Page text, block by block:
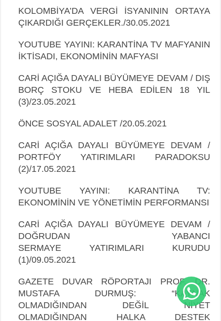
KOLOMBİYA’DA VERGİ İSYANININ ORTAYA
ÇIKARDIĞI GERÇEKLER./30.05.2021
YOUTUBE YAYINI: KARANTİNA TV MAFYANIN
İKTİSADI, EKONOMİNİN MAFYASI
CARİ AÇIĞA DAYALI BÜYÜMEYE DEVAM / DIŞ
BORÇ STOKU VE HEBA EDİLEN 18 YIL
(3)/23.05.2021
ÖNCE SOSYAL ADALET /20.05.2021
CARİ AÇIĞA DAYALI BÜYÜMEYE DEVAM /
PORTFÖY YATIRIMLARI PARADOKSU
(2)/17.05.2021
YOUTUBE YAYINI: KARANTİNA TV:
EKONOMİNİN VE YÖNETİMİN PERFORMANSI
CARİ AÇIĞA DAYALI BÜYÜMEYE DEVAM /
DOĞRUDAN YABANCI
SERMAYE YATIRIMLARI KURUDU
(1)/09.05.2021
GAZETE DUVAR RÖPORTAJI PROF. DR.
MUSTAFA DURMUŞ: “KAYNAK
OLMADIĞINDAN DEĞİL NİYET
OLMADIĞINDAN HALKA DESTEK